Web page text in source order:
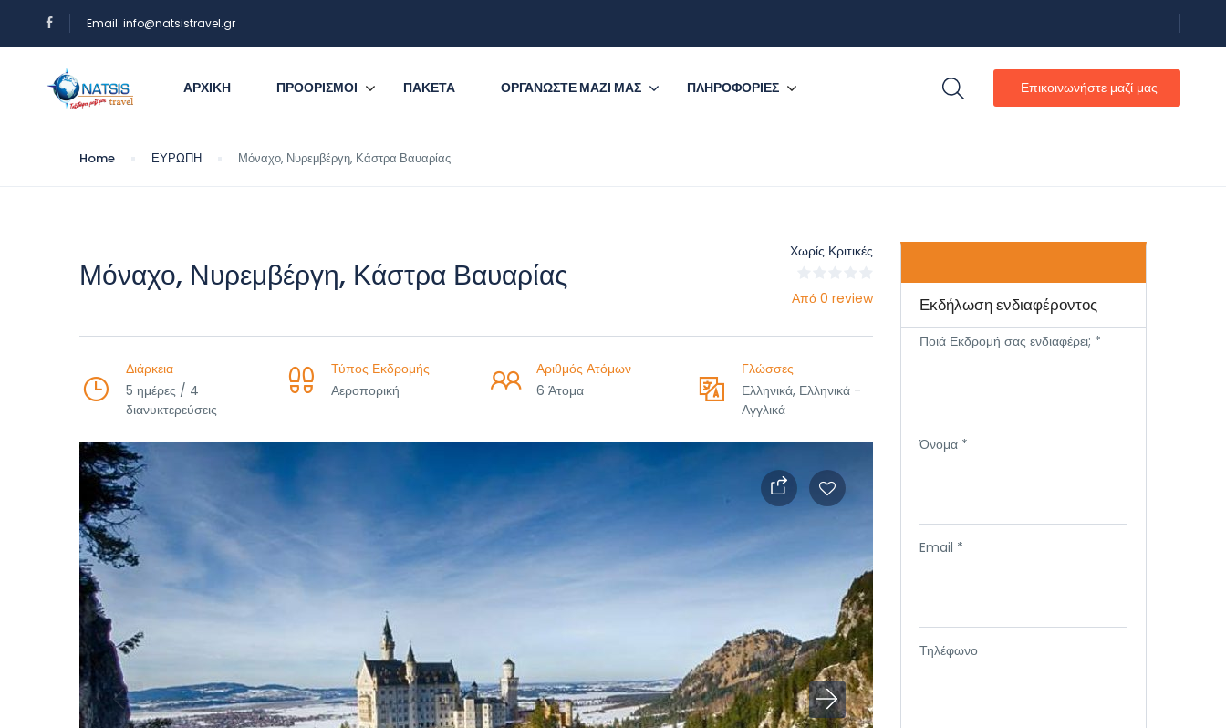
Email: info@natsistravel.gr
ΑΡΧΙΚΗ ΠΡΟΟΡΙΣΜΟΙ ΠΑΚΕΤΑ ΟΡΓΑΝΩΣΤΕ ΜΑΖΙ ΜΑΣ ΠΛΗΡΟΦΟΡΙΕΣ Επικοινωνήστε μαζί μας
Home ΕΥΡΩΠΗ Μόναχο, Νυρεμβέργη, Κάστρα Βαυαρίας
Μόναχο, Νυρεμβέργη, Κάστρα Βαυαρίας
Χωρίς Κριτικές
Από 0 review
Διάρκεια
5 ημέρες / 4
διανυκτερεύσεις
Τύπος Εκδρομής
Αεροπορική
Αριθμός Ατόμων
6 Άτομα
Γλώσσες
Ελληνικά, Ελληνικά -
Αγγλικά
Εκδήλωση ενδιαφέροντος
Ποιά Εκδρομή σας ενδιαφέρει; *
Όνομα *
Email *
Τηλέφωνο